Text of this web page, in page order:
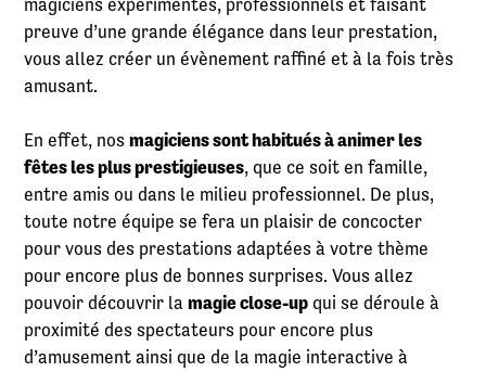
magiciens expérimentés, professionnels et faisant
preuve d’une grande élégance dans leur prestation,
vous allez créer un évènement raffiné et à la fois très
amusant.
En effet, nosmagiciens sont habitués à animer les
fêtes les plus prestigieuses, que ce soit en famille,
entre amis ou dans le milieu professionnel. De plus,
toute notre équipe se fera un plaisir de concocter
pour vous des prestations adaptées à votre thème
pour encore plus de bonnes surprises. Vous allez
pouvoir découvrir lamagie close-up qui se déroule à
proximité des spectateurs pour encore plus
d’amusement ainsi que de la magie interactive à